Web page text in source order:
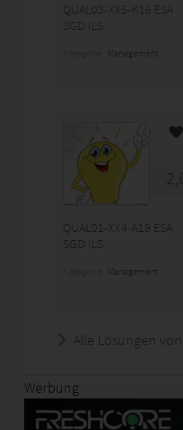
QUAL03-XX5-K16 ESA
SGD ILS
Management
QUAL01-XX4-A19 ESA
SGD ILS
Management
Alle Lösungen
Werbung